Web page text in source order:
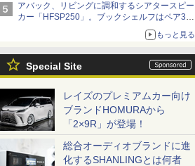
アバック、リビングに調和するシアタースピー
カー「HFSP250」。ブックシェルフはペア3万
もっと見る
Special Site
レイズのプレミアムカー向け
ブランドHOMURAから
「2×9R」が登場！
総合オーディオブランドに進
化するSHANLINGとは何者